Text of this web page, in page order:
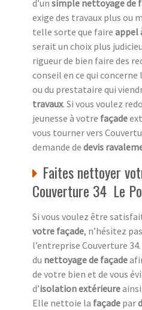
d’un simple nettoyage de
exige des travaux plus ou
telle sorte que faire appel
serait un choix plus
rigueur de bien faire des
conseil en ce qui concerne
ou du prestataire qui
travaux. Si vous voulez
jeunesse à votre façade
vous tourner vers
demande de devis
Faites nettoyer
Couverture 34 Le
Si vous voulez être
votre façade, n’hésitez
l’entreprise Couverture
du nettoyage de façade
de votre bien et de vous
d’isolation extérieure
Elle nettoie la façade par